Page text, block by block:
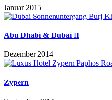
Januar 2015
Abu Dhabi & Dubai II
Dezember 2014
Zypern